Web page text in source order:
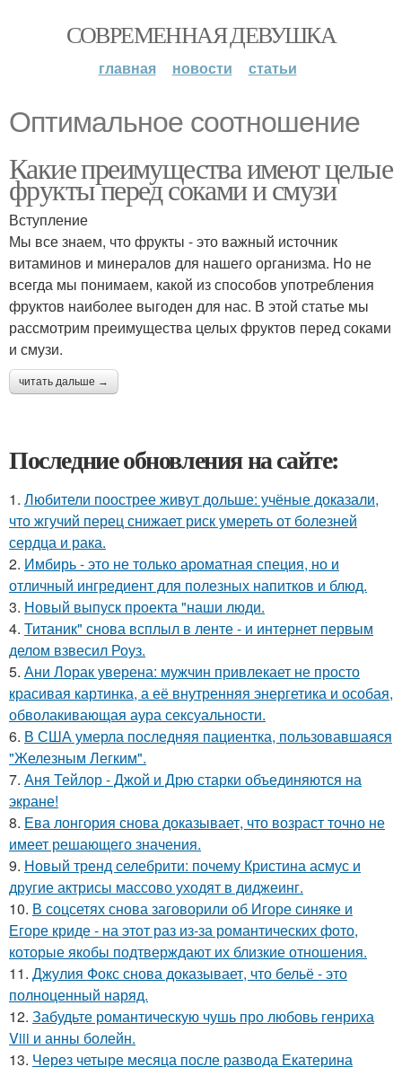
СОВРЕМЕННАЯ ДЕВУШКА
главная новости статьи
Оптимальное соотношение
Какие преимущества имеют целые
фрукты перед соками и смузи
Вступление
Мы все знаем, что фрукты - это важный источник
витаминов и минералов для нашего организма. Но не
всегда мы понимаем, какой из способов употребления
фруктов наиболее выгоден для нас. В этой статье мы
рассмотрим преимущества целых фруктов перед соками
и смузи.
читать дальше →
Последние обновления на сайте:
1. Любители поострее живут дольше: учёные доказали,
что жгучий перец снижает риск умереть от болезней
сердца и рака.
2. Имбирь - это не только ароматная специя, но и
отличный ингредиент для полезных напитков и блюд.
3. Новый выпуск проекта "наши люди.
4. Титаник" снова всплыл в ленте - и интернет первым
делом взвесил Роуз.
5. Ани Лорак уверена: мужчин привлекает не просто
красивая картинка, а её внутренняя энергетика и особая,
обволакивающая аура сексуальности.
6. В США умерла последняя пациентка, пользовавшаяся
"Железным Легким".
7. Аня Тейлор - Джой и Дрю старки объединяются на
экране!
8. Ева лонгория снова доказывает, что возраст точно не
имеет решающего значения.
9. Новый тренд селебрити: почему Кристина асмус и
другие актрисы массово уходят в диджеинг.
10. В соцсетях снова заговорили об Игоре синяке и
Егоре криде - на этот раз из-за романтических фото,
которые якобы подтверждают их близкие отношения.
11. Джулия Фокс снова доказывает, что бельё - это
полноценный наряд.
12. Забудьте романтическую чушь про любовь генриха
Viii и анны болейн.
13. Через четыре месяца после развода Екатерина